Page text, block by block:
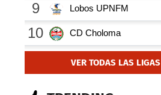
VER TODAS LAS LIGAS